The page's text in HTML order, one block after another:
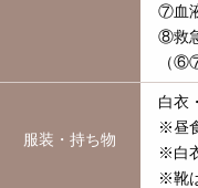
⑦血
⑧救
（
服装・持ち物
白衣
※昼
※白
※靴